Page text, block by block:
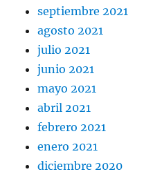
septiembre 2021
agosto 2021
julio 2021
junio 2021
mayo 2021
abril 2021
febrero 2021
enero 2021
diciembre 2020